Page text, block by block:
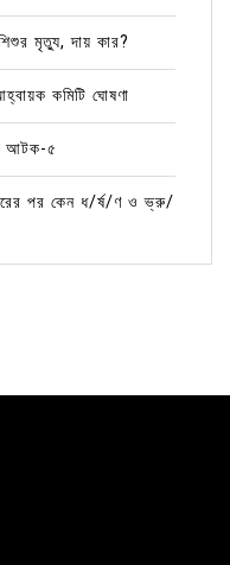
মৃত্যু, দায় কার?
কমিটি ঘোষণা
আটক-৫
পর কেন ধ/র্ষ/ণ ও ভ্রু/